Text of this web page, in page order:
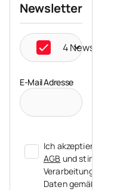
Newsletter
4 Newsletter
E-Mail Adresse
Ich akzeptiere die
AGB und stimme der
Verarbeitung meiner
Daten gemäß der